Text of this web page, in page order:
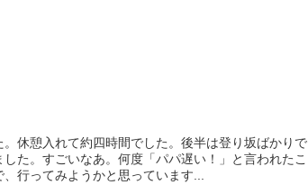
休憩入れて約四時間でした。後半は登り坂ばかりで
た。すごいなあ。何度「パパ遅い！」と言われたこ
行ってみようかと思っています...